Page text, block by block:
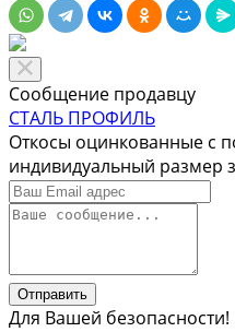
Сообщение продавцу
СТАЛЬ ПРОФИЛЬ
Откосы оцинкованные с
индивидуальный размер
Отправить
Для Вашей безопасности!